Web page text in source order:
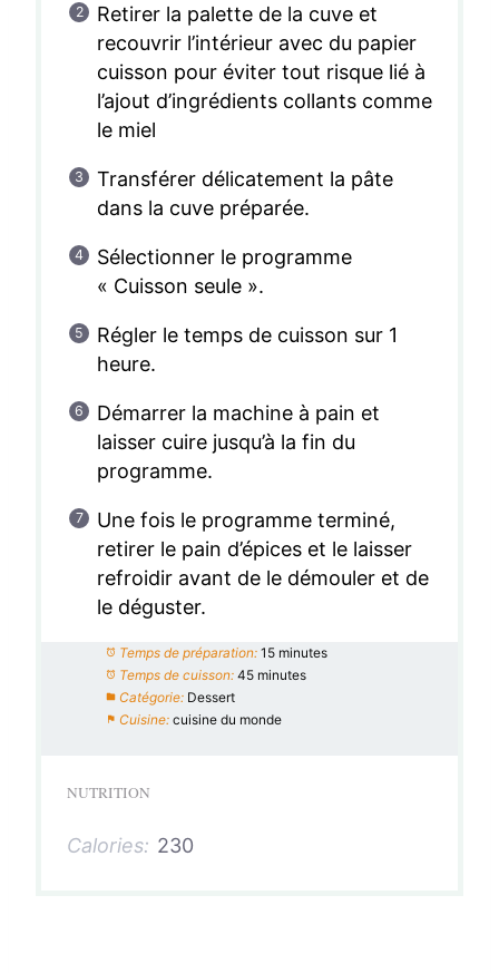
Retirer la palette de la cuve et
recouvrir l’intérieur avec du papier
cuisson pour éviter tout risque lié à
l’ajout d’ingrédients collants comme
le miel
Transférer délicatement la pâte
dans la cuve préparée.
Sélectionner le programme
« Cuisson seule ».
Régler le temps de cuisson sur 1
heure.
Démarrer la machine à pain et
laisser cuire jusqu’à la fin du
programme.
Une fois le programme terminé,
retirer le pain d’épices et le laisser
refroidir avant de le démouler et de
le déguster.
Temps de préparation: 15 minutes
Temps de cuisson: 45 minutes
Catégorie: Dessert
Cuisine: cuisine du monde
NUTRITION
Calories: 230